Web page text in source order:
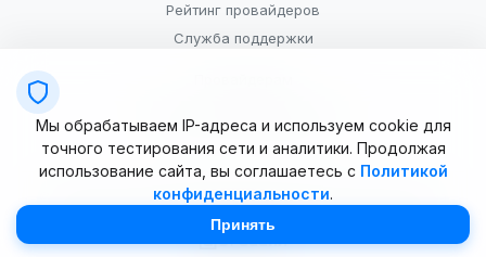
Рейтинг провайдеров
Служба поддержки
Условия использования
© 2025–2026 OpenSpeedTest (ИП Долматова В.В.). Все права
Мы обрабатываем IP-адреса и используем cookie для
точного тестирования сети и аналитики. Продолжая
использование сайта, вы соглашаетесь с Политикой
конфиденциальности.
Принять